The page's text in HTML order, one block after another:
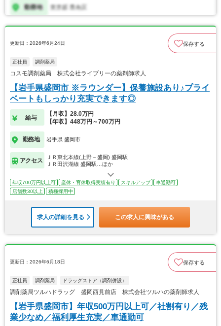
更新日：2026年6月24日 保存する
正社員 調剤薬局
コスモ調剤薬局 株式会社ライブリーの薬剤師求人
【岩手県盛岡市 ※ラウンダー】保養施設あり♪プライ
ベートもしっかり充実できます◎
給与
【月収】28.0万円
【年収】448万円～700万円
勤務地 岩手県 盛岡市
アクセス
ＪＲ東北本線(上野－盛岡) 盛岡駅
ＪＲ田沢湖線 盛岡駅…ほか
年収700万円以上可 産休・育休取得実績有り スキルアップ
車通勤可
店舗数30以上
積極採用中
求人の詳細を見る この求人に興味がある
更新日：2026年6月18日 保存する
正社員 調剤薬局 ドラッグストア（調剤併設）
調剤薬局ツルハドラッグ 盛岡西見前店 株式会社ツルハの薬剤師求人
【岩手県盛岡市】年収500万円以上可／社割有り／残
業少なめ／福利厚生充実／車通勤可